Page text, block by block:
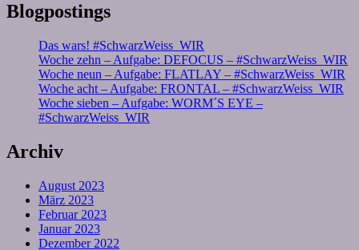
Blogpostings
Das wars! #SchwarzWeiss_WIR
Woche zehn – Aufgabe: DEFOCUS – #SchwarzWeiss_WIR
Woche neun – Aufgabe: FLATLAY – #SchwarzWeiss_WIR
Woche acht – Aufgabe: FRONTAL – #SchwarzWeiss_WIR
Woche sieben – Aufgabe: WORM´S EYE –
#SchwarzWeiss_WIR
Archiv
August 2023
März 2023
Februar 2023
Januar 2023
Dezember 2022